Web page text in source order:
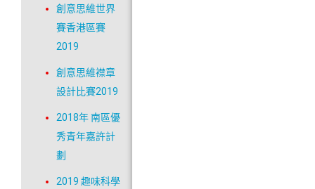
創意思維世界
賽香港區賽
2019
創意思維襟章
設計比賽2019
2018年 南區優
秀青年嘉許計
劃
2019 趣味科學